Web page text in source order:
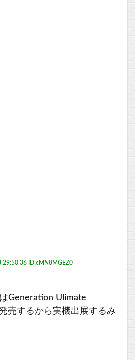
ID:cMN8MGEZ0
Generation Ulimate
売するから実機出展するみ